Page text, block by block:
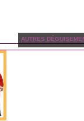
AUTRES